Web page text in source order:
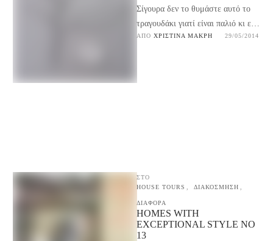
Σίγουρα δεν το θυμάστε αυτό το
τραγουδάκι γιατί είναι παλιό κι εγώ
σε κάποια ελληνική ταινία το είχα
ΑΠΌ ΧΡΙΣΤΊΝΑ ΜΑΚΡΉ 29/05/2014
ΣΤΟ
HOUSE TOURS
ΔΙΑΚΟΣΜΗΣΗ
ΔΙΑΦΟΡΑ
HOMES WITH
EXCEPTIONAL STYLE NO
13